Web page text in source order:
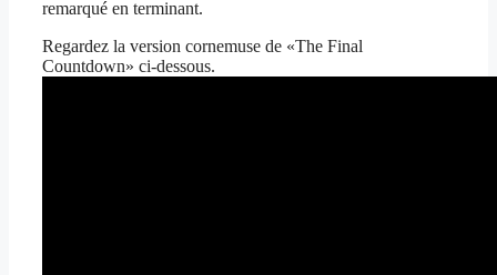
remarqué en terminant.
Regardez la version cornemuse de «The Final
Countdown» ci-dessous.